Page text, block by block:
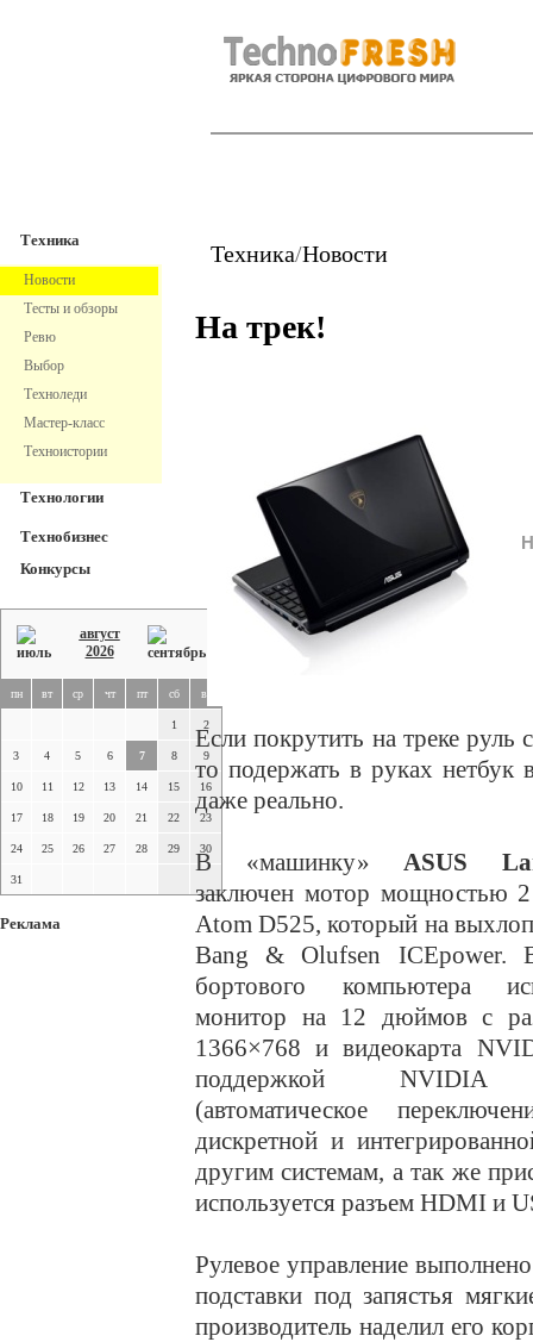
Техника
Новости
Тесты и обзоры
Ревю
Выбор
Техноледи
Мастер-класс
Техноистории
Технологии
Технобизнес
Конкурсы
август
2026
пн вт ср чт пт сб вс
1 2
3 4 5 6 7 8 9
10 11 12 13 14 15 16
17 18 19 20 21 22 23
24 25 26 27 28 29 30
31
Реклама
Техника/Новости
На трек!
Если покрутить на треке руль
то подержать в руках нетбук
даже реально.
В «машинку»ASUS
заключен мотор мощностью
Atom D525, который на
Bang & Olufsen ICEpower. В
бортового компьютера
монитор на 12 дюймов с
1366×768 и видеокарта
поддержкой NVIDIA
(автоматическое
дискретной и
другим системам, а так же
используется разъем HDMI и
Рулевое управление
подставки под запястья
производитель наделил его